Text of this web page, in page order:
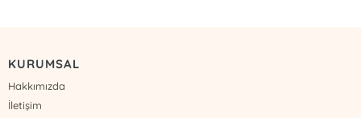
KURUMSAL
Hakkımızda
İletişim